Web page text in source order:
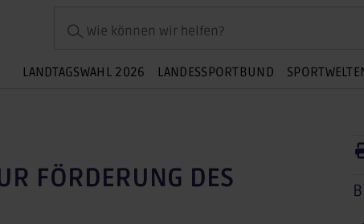
Wie können wir helfen?
LANDTAGSWAHL 2026 LANDESSPORTBUND
FÖRDERUNG DES